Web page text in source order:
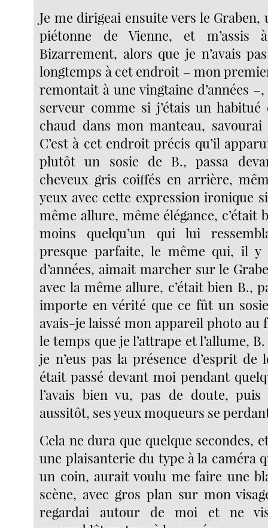
Je me dirigeai ensuite vers le Graben,
piétonne de Vienne, et m’assis
Bizarrement, alors que je n’avais
longtemps à cet endroit – mon
remontait à une vingtaine d’années –,
serveur comme si j’étais un
chaud dans mon manteau, savourai
C’est à cet endroit précis qu’il
plutôt un sosie de B., passa
cheveux gris coiffés en arrière,
yeux avec cette expression ironique
même allure, même élégance, c’était
moins quelqu’un qui lui
presque parfaite, le même qui, il y
d’années, aimait marcher sur le
avec la même allure, c’était bien B.,
importe en vérité que ce fût un
avais-je laissé mon appareil photo au
le temps que je l’attrape et l’allume,
je n’eus pas la présence d’esprit
était passé devant moi pendant
l’avais bien vu, pas de doute,
aussitôt, ses yeux moqueurs se
Cela ne dura que quelque secondes,
une plaisanterie du type à la caméra
un coin, aurait voulu me faire une
scène, avec gros plan sur mon
regardai autour de moi et ne